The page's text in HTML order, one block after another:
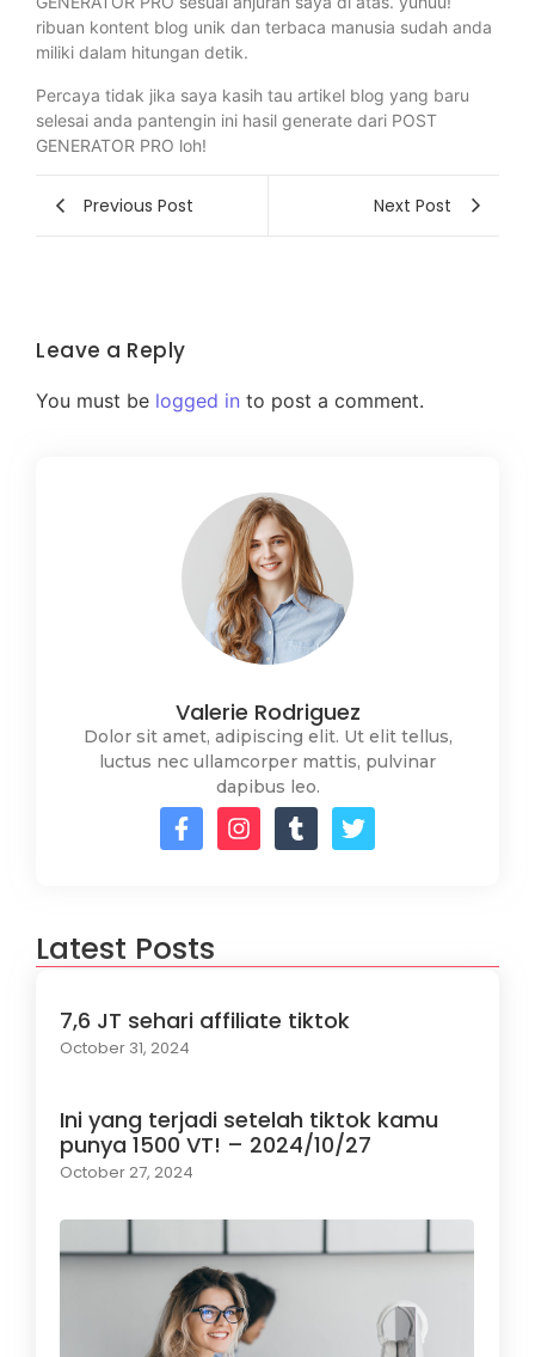
ribuan kontent blog unik dan terbaca manusia sudah anda
miliki dalam hitungan detik.
Percaya tidak jika saya kasih tau artikel blog yang baru
selesai anda pantengin ini hasil generate dari POST
GENERATOR PRO loh!
Previous Post Next Post
Leave a Reply
You must be logged in to post a comment.
Valerie Rodriguez
Dolor sit amet, adipiscing elit. Ut elit tellus,
luctus nec ullamcorper mattis, pulvinar
dapibus leo.
Latest Posts
7,6 JT sehari affiliate tiktok
October 31, 2024
Ini yang terjadi setelah tiktok kamu
punya 1500 VT! – 2024/10/27
October 27, 2024